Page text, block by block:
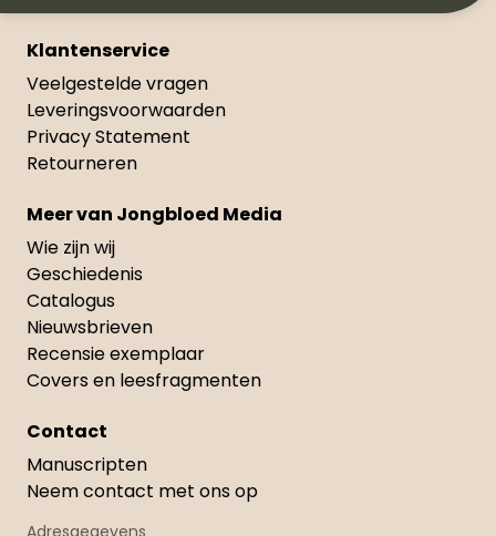
Klantenservice
Veelgestelde vragen
Leveringsvoorwaarden
Privacy Statement
Retourneren
Meer van Jongbloed Media
Wie zijn wij
Geschiedenis
Catalogus
Nieuwsbrieven
Recensie exemplaar
Covers en leesfragmenten
Contact
Manuscripten
Neem contact met ons op